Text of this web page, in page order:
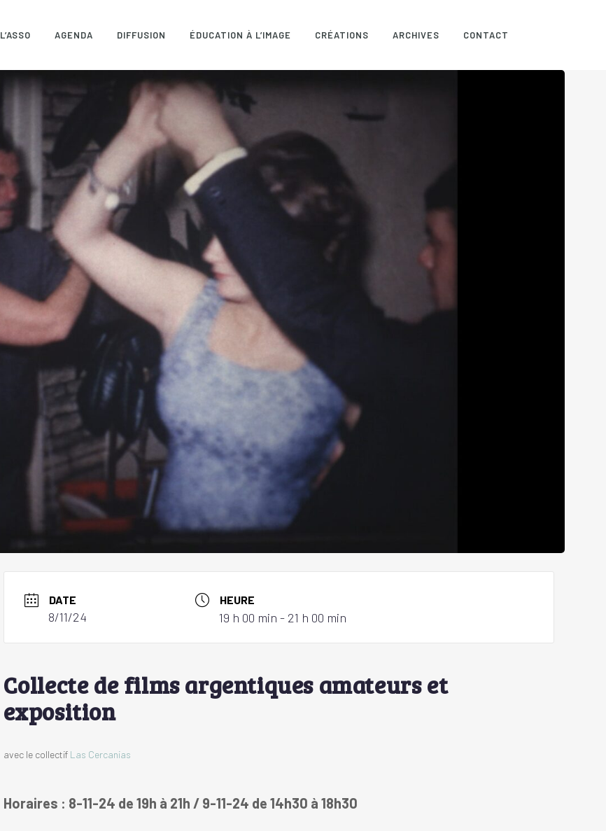
L’ASSO AGENDA DIFFUSION ÉDUCATION À L’IMAGE CRÉATIONS ARCHIVES CONTACT
DATE
8/11/24
HEURE
19 h 00 min - 21 h 00 min
Collecte de films argentiques amateurs et
exposition
avec le collectif Las Cercanias
Horaires : 8-11-24 de 19h à 21h / 9-11-24 de 14h30 à 18h30